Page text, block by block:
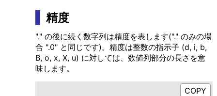
精度
"." の後に続く数字列は精度を表します("." のみの場
合 ".0" と同じです)。精度は整数の指示子 (d, i, b,
B, o, x, X, u) に対しては、数値列部分の長さを意
味します。